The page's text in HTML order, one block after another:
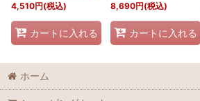
4,510円(税込)
カートに入れる
8,690円(税込)
カートに入れる
ホーム